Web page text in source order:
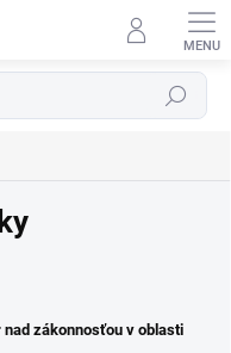
Hľadať
zákonnosťou v oblasti